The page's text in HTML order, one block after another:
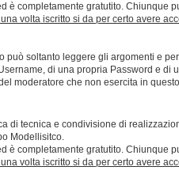
è completamente gratutito. Chiunque
volta iscritto si da per certo avere
può soltanto leggere gli argomenti e
di una propria Password e
moderatore che non esercita in
di tecnica e condivisione di
Modellisitco.
è completamente gratutito. Chiunque
volta iscritto si da per certo avere